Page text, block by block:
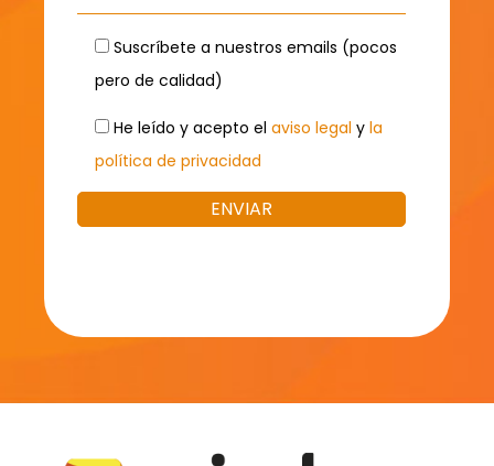
Suscríbete a nuestros emails (pocos
pero de calidad)
He leído y acepto el aviso legal y la
política de privacidad